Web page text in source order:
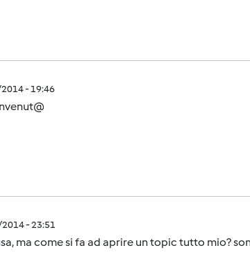
- 19:46
- 23:51
ma come si fa ad aprire un topic tutto mio?